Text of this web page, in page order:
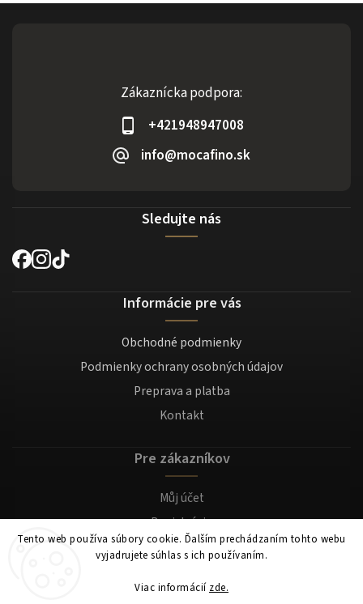
Tento web používa súbory cookie. Ďalším prechádzaním tohto webu
vyjadrujete súhlas s ich používaním.
Viac informácií zde.
Zákaznícka podpora:
+421948947008
info@mocafino.sk
Sledujte nás
Informácie pre vás
Obchodné podmienky
Podmienky ochrany osobných údajov
Preprava a platba
Kontakt
Pre zákazníkov
Můj účet
Registrácia
Prihlásenie